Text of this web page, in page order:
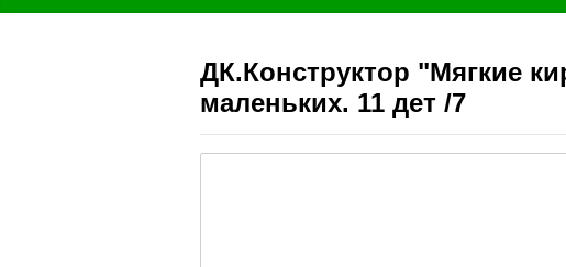
ДК.Конструктор "Мягкие
маленьких. 11 дет /7